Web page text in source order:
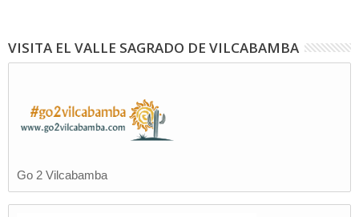
VISITA EL VALLE SAGRADO DE VILCABAMBA
Go 2 Vilcabamba